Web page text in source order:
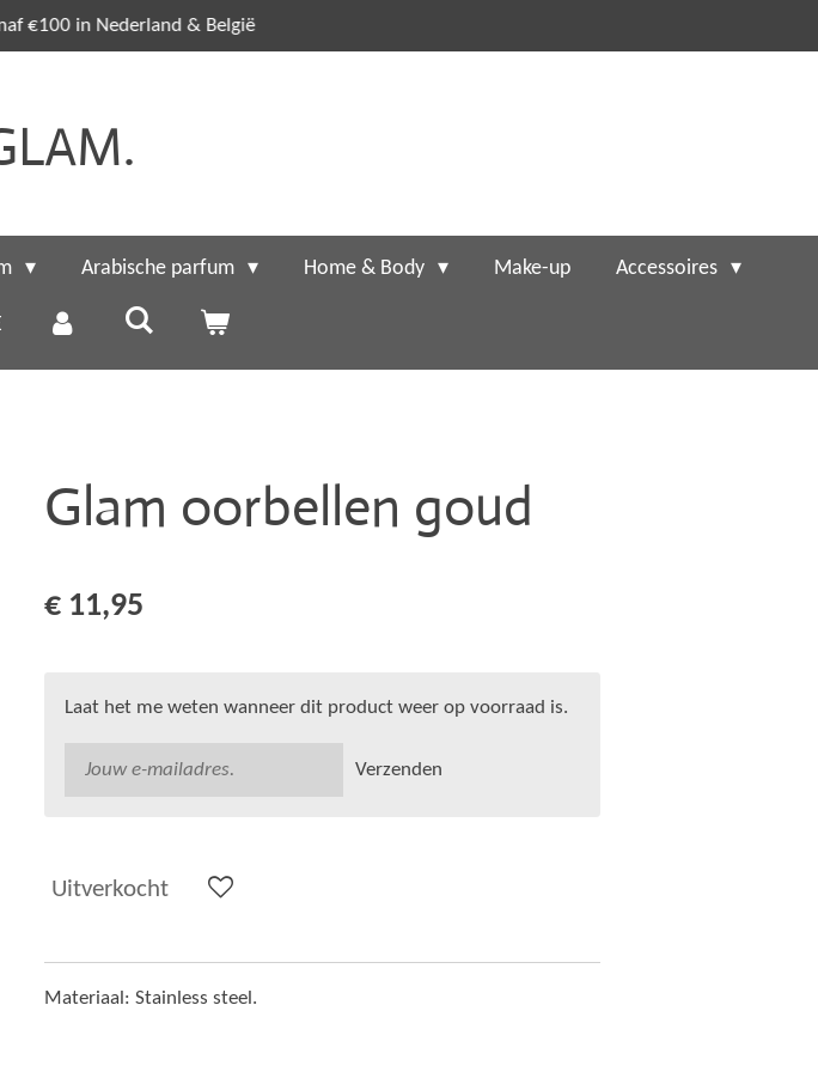
€100 in Nederland & België
Arabische parfum Home & Body Make-up Accessoires
Glam oorbellen goud
€ 11,95
Laat het me weten wanneer dit product weer op voorraad is.
Verzenden
Uitverkocht
Materiaal: Stainless steel.